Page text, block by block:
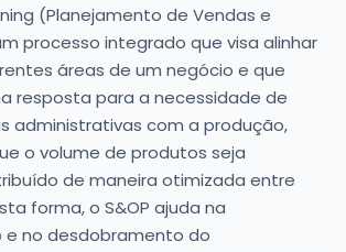
(Planejamento de Vendas e
processo integrado que visa alinhar
áreas de um negócio e que
resposta para a necessidade de
administrativas com a produção,
o volume de produtos seja
de maneira otimizada entre
forma, o S&OP ajuda na
no desdobramento do